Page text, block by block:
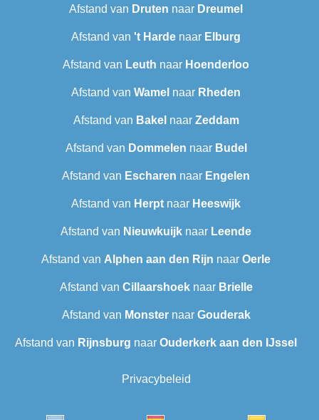
Afstand van Druten naar Dreumel
Afstand van 't Harde naar Elburg
Afstand van Leuth naar Hoenderloo
Afstand van Wamel naar Rheden
Afstand van Bakel naar Zeddam
Afstand van Dommelen naar Budel
Afstand van Escharen naar Engelen
Afstand van Herpt naar Heeswijk
Afstand van Nieuwkuijk naar Leende
Afstand van Alphen aan den Rijn naar Oerle
Afstand van Cillaarshoeknaar Brielle
Afstand van Monsternaar Gouderak
Afstand van Rijnsburg naar Ouderkerk aan den IJssel
Privacybeleid